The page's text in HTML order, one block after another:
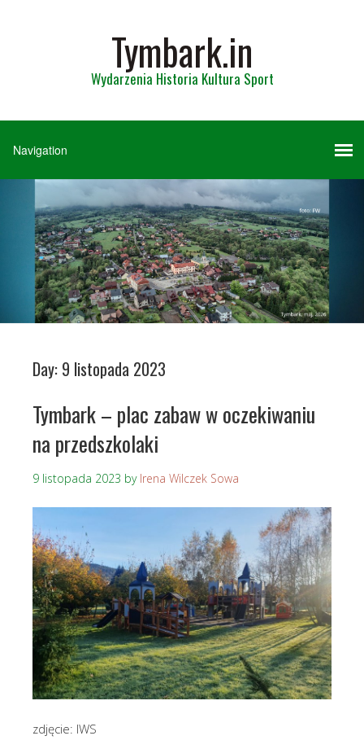
Tymbark.in
Wydarzenia Historia Kultura Sport
Day: 9 listopada 2023
Tymbark – plac zabaw w oczekiwaniu
na przedszkolaki
9 listopada 2023 by Irena Wilczek Sowa
zdjęcie: IWS